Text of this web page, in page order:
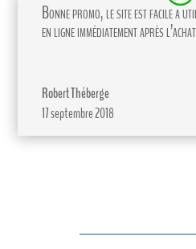
Bonne promo, le site est facile a
en ligne immédiatement après
Robert Théberge
17 septembre 2018